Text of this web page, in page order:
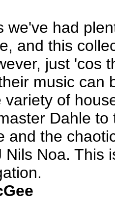
we've had
and this
just 'cos
music can
variety of
Dahle
and the
Nils Noa. This